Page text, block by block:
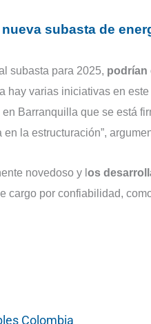
subasta de
subasta para 2025, podrían
hay varias iniciativas en
Barranquilla que se está
la estructuración”,
novedoso y l os
cargo por confiabilidad,
Colombia